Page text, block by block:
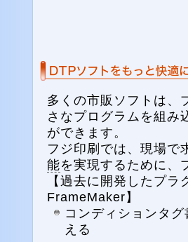
多くの市販ソフトは、
さなプログラムを組み
ができます。
フジ印刷では、現場で
能を実現するために、
【過去に開発したプ
FrameMaker】
コンディションタ
える